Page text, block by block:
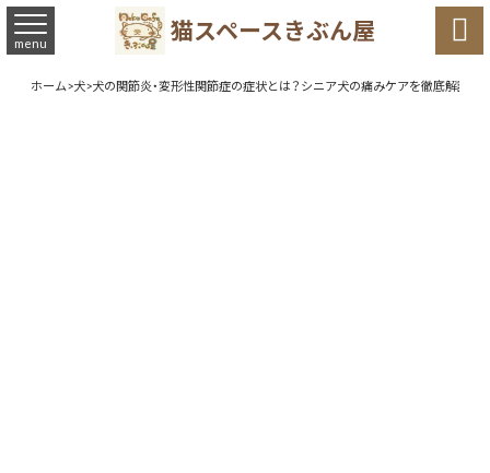
猫スペースきぶん屋
menu 
ホーム>犬>犬の関節炎・変形性関節症の症状とは？シニア犬の痛みケアを徹底解説